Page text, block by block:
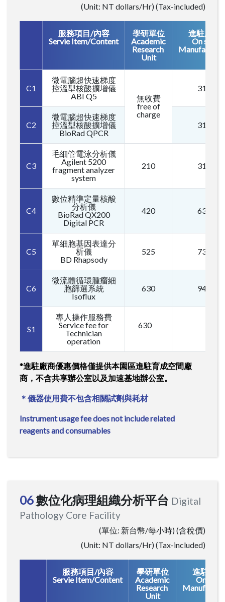
(Unit: NT dollars/Hr) (Tax-included)
服務項目/內容
Servie Item/Content
學研單位
Academic
Research
Unit
進駐廠商
On site
C1
微電腦超快速梯度
控溫型核酸擴增儀
ABI Q5
無收費
free of
charge
315
C2
微電腦超快速梯度
控溫型核酸擴增儀
BioRad QPCR
315
C3
毛細管電泳分析儀
Agilent 5200
fragment analyzer
system
210 315
C4
數位精準定量核酸
分析儀
BioRad QX200
Digital PCR
420 630
C5
單細胞基因表達分
析儀
BD Rhapsody
525 735
C6
微流體循環腫瘤細
胞篩選系統
Isoflux
630 945
S1
專人操作服務費
Service fee for
Technician
operation
630
*進駐廠商優惠價格僅提供本園區進駐育成空間廠
商，不含共享辦公室以及加速基地辦公室。
＊儀器使用費不包含相關試劑與耗材
Instrument usage fee does not include related
reagents and consumables
06數位化病理組織分析平台 Digital
Pathology Core Facility
(單位: 新台幣/每小時) (含稅價)
(Unit: NT dollars/Hr) (Tax-included)
服務項目/內容
Servie Item/Content
學研單位
Academic
Research
Unit
進駐廠商
On site